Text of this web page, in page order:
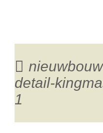
detail-
1